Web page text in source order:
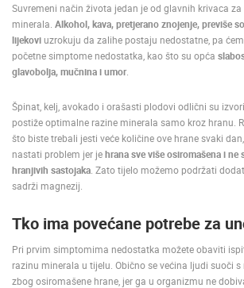
0 GLEDATELJ(A)
SUTIVAN, OTOK BRAČ PANORAMSKA OKRETNA
SUTIVAN
KATEGORIJE KAMERA
Suvremeni način života jedan je od glavnih krivaca
minerala. Alkohol, kava, pretjerano znojenje, previše
lijekoviuzrokuju da zalihe postaju nedostatne, pa
početne simptome nedostatka, kao što su opća
glavobolja, mučnina i umor.
Špinat, kelj, avokado i orašasti plodovi odlični su
postiže optimalne razine minerala samo kroz hranu.
što biste trebali jesti veće količine ove hrane svaki
nastati problem jer jehrana sve više osiromašena i ne
hranjivih sastojaka . Zato tijelo možemo podržati
sadrži magnezij.
Tko ima povećane potrebe za
Pri prvim simptomima nedostatka možete obaviti
razinu minerala u tijelu. Obično se većina ljudi suoči
zbog osiromašene hrane, jer ga u organizmu ne